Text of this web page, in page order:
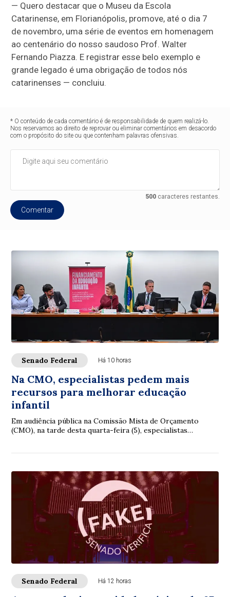
— Quero destacar que o Museu da Escola
Catarinense, em Florianópolis, promove, até o dia 7
de novembro, uma série de eventos em homenagem
ao centenário do nosso saudoso Prof. Walter
Fernando Piazza. E registrar esse belo exemplo e
grande legado é uma obrigação de todos nós
catarinenses — concluiu.
* O conteúdo de cada comentário é de responsabilidade de quem realizá-lo.
Nos reservamos ao direito de reprovar ou eliminar comentários em desacordo
com o propósito do site ou que contenham palavras ofensivas.
500caracteres restantes.
Comentar
Senado Federal Há 10 horas
Na CMO, especialistas pedem mais
recursos para melhorar educação
infantil
Em audiência pública na Comissão Mista de Orçamento
(CMO), na tarde desta quarta-feira (5), especialistas
Senado Federal Há 12 horas